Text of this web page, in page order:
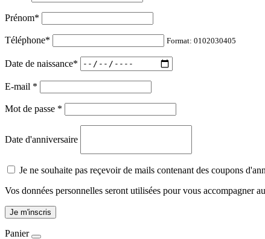
Prénom*
Téléphone* Format: 0102030405
Date de naissance*
E-mail *
Mot de passe *
Date d'anniversaire
Je ne souhaite pas reçevoir de mails contenant des coupons
Vos données personnelles seront utilisées pour vous accompagner
Je m'inscris
Panier